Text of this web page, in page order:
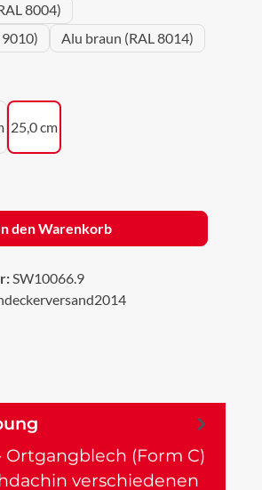
8004)
Alu braun (RAL 8014)
25,0 cm
Gib den gewünschten
den Warenkorb
SW10066.9
Ortgangblech (Form C)
verschiedenen